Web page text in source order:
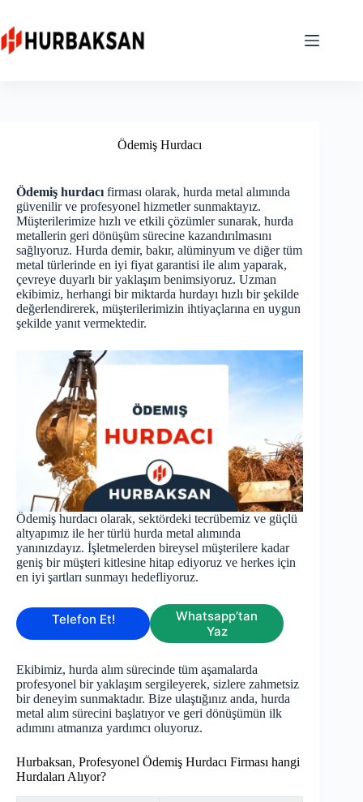
content
Ödemiş Hurdacı
Ödemiş hurdacı firması olarak, hurda metal alımında
güvenilir ve profesyonel hizmetler sunmaktayız.
Müşterilerimize hızlı ve etkili çözümler sunarak, hurda
metallerin geri dönüşüm sürecine kazandırılmasını
sağlıyoruz. Hurda demir, bakır, alüminyum ve diğer tüm
metal türlerinde en iyi fiyat garantisi ile alım yaparak,
çevreye duyarlı bir yaklaşım benimsiyoruz. Uzman
ekibimiz, herhangi bir miktarda hurdayı hızlı bir şekilde
değerlendirerek, müşterilerimizin ihtiyaçlarına en uygun
şekilde yanıt vermektedir.
Ödemiş hurdacı olarak, sektördeki tecrübemiz ve güçlü
altyapımız ile her türlü hurda metal alımında
yanınızdayız. İşletmelerden bireysel müşterilere kadar
geniş bir müşteri kitlesine hitap ediyoruz ve herkes için
en iyi şartları sunmayı hedefliyoruz.
Telefon Et!
Whatsapp’tan
Yaz
Ekibimiz, hurda alım sürecinde tüm aşamalarda
profesyonel bir yaklaşım sergileyerek, sizlere zahmetsiz
bir deneyim sunmaktadır. Bize ulaştığınız anda, hurda
metal alım sürecini başlatıyor ve geri dönüşümün ilk
adımını atmanıza yardımcı oluyoruz.
Hurbaksan, Profesyonel Ödemiş Hurdacı Firması hangi
Hurdaları Alıyor?